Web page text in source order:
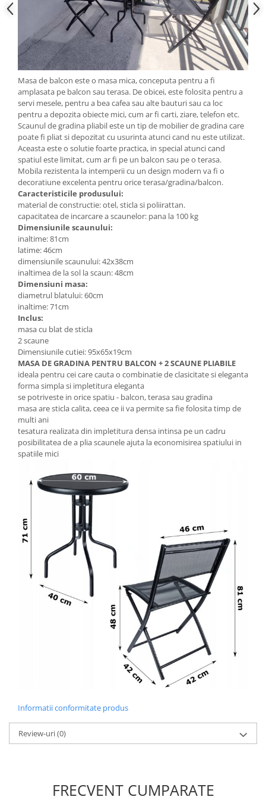
Masa de balcon este o masa mica, conceputa pentru a fi
amplasata pe balcon sau terasa. De obicei, este folosita pentru a
servi mesele, pentru a bea cafea sau alte bauturi sau ca loc
pentru a depozita obiecte mici, cum ar fi carti, ziare, telefon etc.
Scaunul de gradina pliabil este un tip de mobilier de gradina care
poate fi pliat si depozitat cu usurinta atunci cand nu este utilizat.
Aceasta este o solutie foarte practica, in special atunci cand
spatiul este limitat, cum ar fi pe un balcon sau pe o terasa.
Mobila rezistenta la intemperii cu un design modern va fi o
decoratiune excelenta pentru orice terasa/gradina/balcon.
Caracteristicile produsului:
material de constructie: otel, sticla si poliirattan.
capacitatea de incarcare a scaunelor: pana la 100 kg
Dimensiunile scaunului:
inaltime: 81cm
latime: 46cm
dimensiunile scaunului: 42x38cm
inaltimea de la sol la scaun: 48cm
Dimensiuni masa:
diametrul blatului: 60cm
inaltime: 71cm
Inclus:
masa cu blat de sticla
2 scaune
Dimensiunile cutiei: 95x65x19cm
MASA DE GRADINA PENTRU BALCON + 2 SCAUNE PLIABILE
ideala pentru cei care cauta o combinatie de clasicitate si eleganta
forma simpla si impletitura eleganta
se potriveste in orice spatiu - balcon, terasa sau gradina
masa are sticla calita, ceea ce ii va permite sa fie folosita timp de
multi ani
tesatura realizata din impletitura densa intinsa pe un cadru
posibilitatea de a plia scaunele ajuta la economisirea spatiului in
spatiile mici
Informatii conformitate produs
Review-uri(0)
FRECVENT CUMPARATE